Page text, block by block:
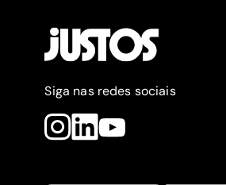
Siga nas redes sociais